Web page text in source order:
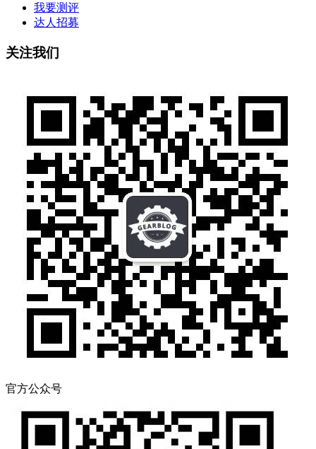
我要测评
达人招募
关注我们
官方公众号